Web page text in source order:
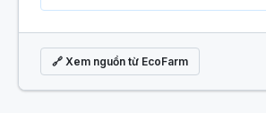
🔗 Xem nguồn từ EcoFarm